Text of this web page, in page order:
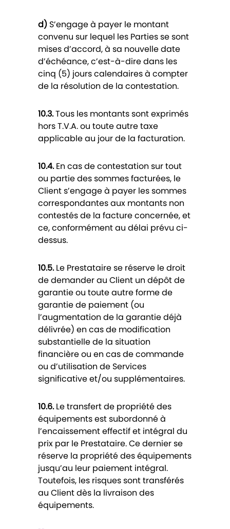
d) S’engage à payer le montant
convenu sur lequel les Parties se sont
mises d’accord, à sa nouvelle date
d’échéance, c’est-à-dire dans les
cinq (5) jours calendaires à compter
de la résolution de la contestation.
10.3.Tous les montants sont exprimés
hors T.V.A. ou toute autre taxe
applicable au jour de la facturation.
10.4.En cas de contestation sur tout
ou partie des sommes facturées, le
Client s’engage à payer les sommes
correspondantes aux montants non
contestés de la facture concernée, et
ce, conformément au délai prévu ci-
dessus.
10.5.Le Prestataire se réserve le droit
de demander au Client un dépôt de
garantie ou toute autre forme de
garantie de paiement (ou
l’augmentation de la garantie déjà
délivrée) en cas de modification
substantielle de la situation
financière ou en cas de commande
ou d’utilisation de Services
significative et/ou supplémentaires.
10.6.Le transfert de propriété des
équipements est subordonné à
l’encaissement effectif et intégral du
prix par le Prestataire. Ce dernier se
réserve la propriété des équipements
jusqu’au leur paiement intégral.
Toutefois, les risques sont transférés
au Client dès la livraison des
équipements.